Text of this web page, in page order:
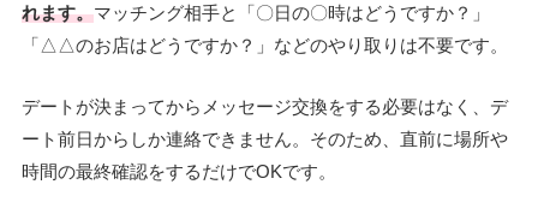
れます。マッチング相手と「〇日の〇時はどうですか？」
「△△のお店はどうですか？」などのやり取りは不要です。
デートが決まってからメッセージ交換をする必要はなく、デ
ート前日からしか連絡できません。そのため、直前に場所や
時間の最終確認をするだけでOKです。